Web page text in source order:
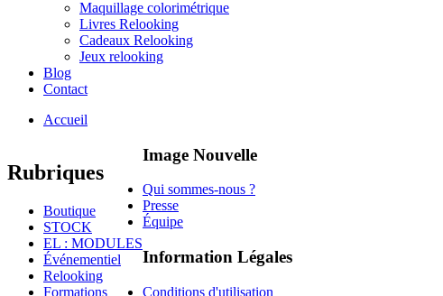
Maquillage colorimétrique
Livres Relooking
Cadeaux Relooking
Jeux relooking
Blog
Contact
Accueil
Rubriques
Boutique
STOCK
EL : MODULES
Événementiel
Relooking
Formations
Image Nouvelle
Qui sommes-nous ?
Presse
Équipe
Information Légales
Conditions d'utilisation